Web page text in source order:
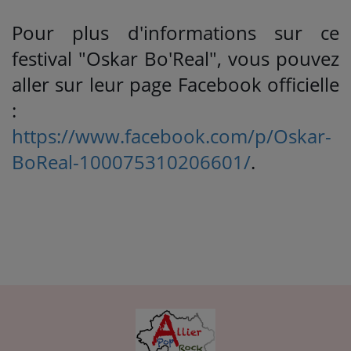
Pour plus d'informations sur ce
festival "Oskar Bo'Real", vous pouvez
aller sur leur page Facebook officielle
:
https://www.facebook.com/p/Oskar-
BoReal-100075310206601/.